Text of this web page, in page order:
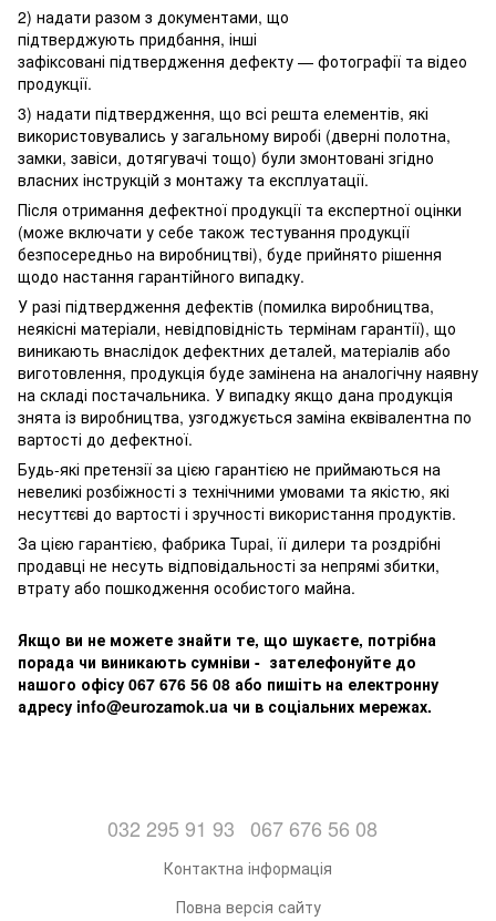
2) надати разом з документами, що
підтверджують придбання, інші
зафіксовані підтвердження дефекту — фотографії та відео
продукції.
3) надати підтвердження, що всі решта елементів, які
використовувались у загальному виробі (дверні полотна,
замки, завіси, дотягувачі тощо) були змонтовані згідно
власних інструкцій з монтажу та експлуатації.
Після отримання дефектної продукції та експертної оцінки
(може включати у себе також тестування продукції
безпосередньо на виробництві), буде прийнято рішення
щодо настання гарантійного випадку.
У разі підтвердження дефектів (помилка виробництва,
неякісні матеріали, невідповідність термінам гарантії), що
виникають внаслідок дефектних деталей, матеріалів або
виготовлення, продукція буде замінена на аналогічну наявну
на складі постачальника. У випадку якщо дана продукція
знята із виробництва, узгоджується заміна еквівалентна по
вартості до дефектної.
Будь-які претензії за цією гарантією не приймаються на
невеликі розбіжності з технічними умовами та якістю, які
несуттєві до вартості і зручності використання продуктів.
За цією гарантією, фабрика Tupai, її дилери та роздрібні
продавці не несуть відповідальності за непрямі збитки,
втрату або пошкодження особистого майна.
Якщо ви не можете знайти те, що шукаєте, потрібна
порада чи виникають сумніви - зателефонуйте до
нашого офісу 067 676 56 08 або пишіть на електронну
адресу info@eurozamok.ua чи в соціальних мережах.
032 295 91 93 067 676 56 08
Контактна інформація
Повна версія сайту